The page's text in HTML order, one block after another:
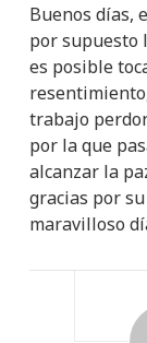
Buenos días,
por supuesto
es posible
trabajo
por la que
alcanzar la
gracias por
maravilloso